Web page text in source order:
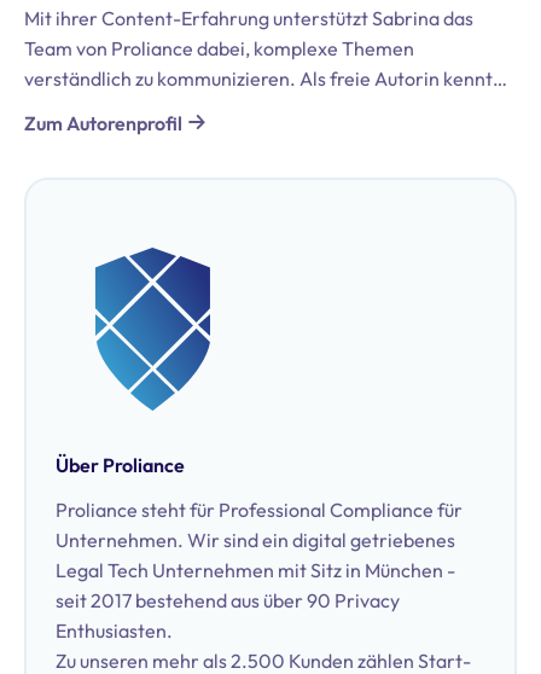
Mit ihrer Content-Erfahrung unterstützt Sabrina das
Team von Proliance dabei, komplexe Themen
verständlich zu kommunizieren. Als freie Autorin kennt
sie die Datenschutzbedürfnisse unterschiedlicher
Branchen und übersetzt selbst anspruchsvolle
Zum Autorenprofil
Über Proliance
Proliance steht für Professional Compliance für
Unternehmen. Wir sind ein digital getriebenes
Legal Tech Unternehmen mit Sitz in München -
seit 2017 bestehend aus über 90 Privacy
Enthusiasten.
Zu unseren mehr als 2.500 Kunden zählen Start-